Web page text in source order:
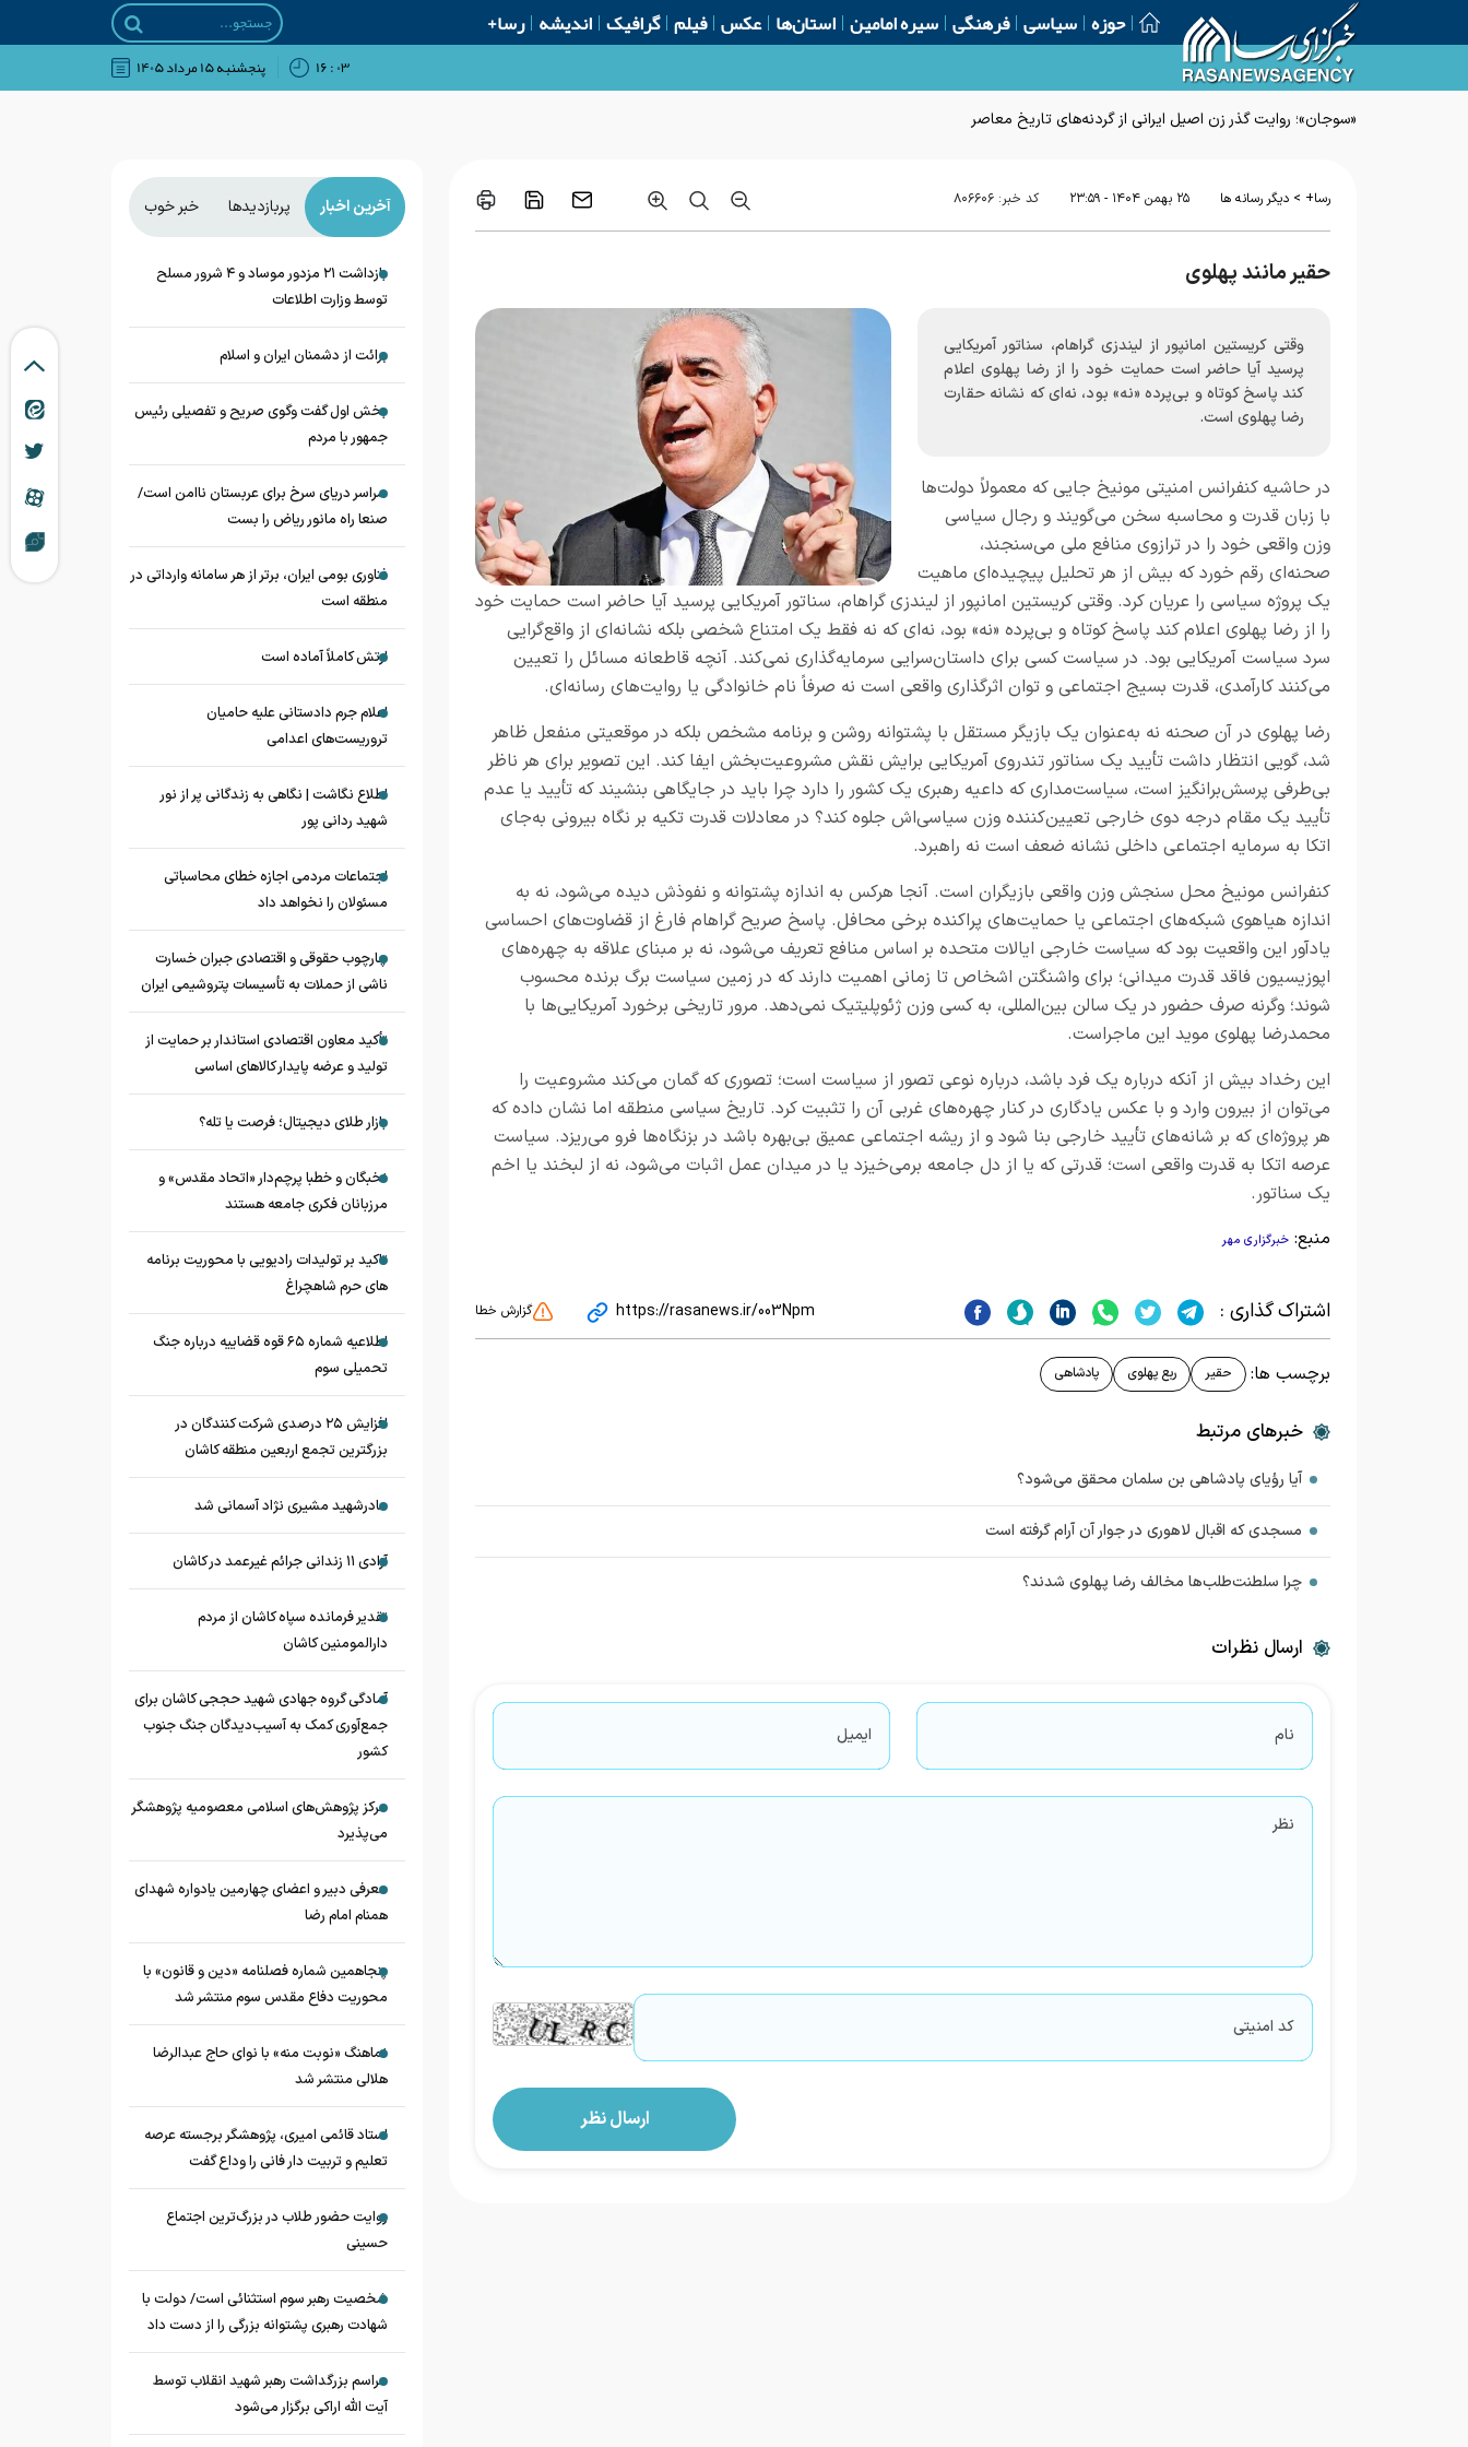
حوزه سیاسی فرهنگی سیره امامین استان‌ها عکس فیلم گرافیک اندیشه رسا+
۰۳ : ۱۶ پنجشنبه ۱۵ مرداد ۱۴۰۵
«سوجان»؛ روایت گذر زن اصیل ایرانی از گردنه‌های تاریخ معاصر
رسا+ > دیگر رسانه ها ۲۵ بهمن ۱۴۰۴ - ۲۳:۵۹ کد خبر: ۸۰۶۶۰۶
حقیر مانند پهلوی
وقتی کریستین امانپور از لیندزی گراهام، سناتور آمریکایی
پرسید آیا حاضر است حمایت خود را از رضا پهلوی اعلام
کند پاسخ کوتاه و بی‌پرده «نه» بود، نه‌ای که نشانه حقارت
رضا پهلوی است.
در حاشیه کنفرانس امنیتی مونیخ جایی که معمولاً دولت‌ها
با زبان قدرت و محاسبه سخن می‌گویند و رجال سیاسی
وزن واقعی خود را در ترازوی منافع ملی می‌سنجند،
صحنه‌ای رقم خورد که بیش از هر تحلیل پیچیده‌ای ماهیت
یک پروژه سیاسی را عریان کرد. وقتی کریستین امانپور از لیندزی گراهام، سناتور آمریکایی پرسید آیا حاضر است حمایت خود
را از رضا پهلوی اعلام کند پاسخ کوتاه و بی‌پرده «نه» بود، نه‌ای که نه فقط یک امتناع شخصی بلکه نشانه‌ای از واقع‌گرایی
سرد سیاست آمریکایی بود. در سیاست کسی برای داستان‌سرایی سرمایه‌گذاری نمی‌کند. آنچه قاطعانه مسائل را تعیین‌
می‌کنند کارآمدی، قدرت بسیج اجتماعی و توان اثرگذاری واقعی است نه صرفاً نام خانوادگی یا روایت‌های رسانه‌ای.
رضا پهلوی در آن صحنه نه به‌عنوان یک بازیگر مستقل با پشتوانه روشن و برنامه مشخص بلکه در موقعیتی منفعل ظاهر
شد، گویی انتظار داشت تأیید یک سناتور تندروی آمریکایی برایش نقش مشروعیت‌بخش ایفا کند. این تصویر برای هر ناظر
بی‌طرفی پرسش‌برانگیز است، سیاست‌مداری که داعیه رهبری یک کشور را دارد چرا باید در جایگاهی بنشیند که تأیید یا عدم
تأیید یک مقام درجه دوی خارجی تعیین‌کننده وزن سیاسی‌اش جلوه کند؟ در معادلات قدرت تکیه بر نگاه بیرونی به‌جای
اتکا به سرمایه اجتماعی داخلی نشانه ضعف است نه راهبرد.
کنفرانس مونیخ محل سنجش وزن واقعی بازیگران است. آنجا هرکس به اندازه پشتوانه و نفوذش دیده می‌شود، نه به
اندازه هیاهوی شبکه‌های اجتماعی یا حمایت‌های پراکنده برخی محافل. پاسخ صریح گراهام فارغ از قضاوت‌های احساسی
یادآور این واقعیت بود که سیاست خارجی ایالات متحده بر اساس منافع تعریف می‌شود، نه بر مبنای علاقه به چهره‌های
اپوزیسیون فاقد قدرت میدانی؛ برای واشنگتن اشخاص تا زمانی اهمیت دارند که در زمین سیاست برگ برنده محسوب
شوند؛ وگرنه صرف حضور در یک سالن بین‌المللی، به کسی وزن ژئوپلیتیک نمی‌دهد. مرور تاریخی برخورد آمریکایی‌ها با
محمدرضا پهلوی موید این ماجراست.
این رخداد بیش از آنکه درباره یک فرد باشد، درباره نوعی تصور از سیاست است؛ تصوری که گمان می‌کند مشروعیت را
می‌توان از بیرون وارد و با عکس یادگاری در کنار چهره‌های غربی آن را تثبیت کرد. تاریخ سیاسی منطقه اما نشان داده که
هر پروژه‌ای که بر شانه‌های تأیید خارجی بنا شود و از ریشه اجتماعی عمیق بی‌بهره باشد در بزنگاه‌ها فرو می‌ریزد. سیاست
عرصه اتکا به قدرت واقعی است؛ قدرتی که یا از دل جامعه برمی‌خیزد یا در میدان عمل اثبات می‌شود، نه از لبخند یا اخم
یک سناتور.
منبع: خبرگزاری مهر
اشتراک گذاری : https://rasanews.ir/003Npm گزارش خطا
برچسب ها: حقیر ربع پهلوی پادشاهی
خبرهای مرتبط
آیا رؤياي پادشاهي بن سلمان محقق مي‌شود؟
مسجدی که اقبال لاهوری در جوار آن آرام گرفته است
چرا سلطنت‌طلب‌ها مخالف رضا پهلوی شدند؟
ارسال نظرات
آخرین اخبار پربازدیدها خبر خوب
بازداشت ۲۱ مزدور موساد و ۴ شرور مسلح
توسط وزارت اطلاعات
برائت از دشمنان ایران و اسلام
بخش اول گفت وگوی صریح و تفصیلی رئیس
جمهور با مردم
سراسر دریای سرخ برای عربستان ناامن است/
صنعا راه مانور ریاض را بست
فناوری بومی ایران، برتر از هر سامانه وارداتی در
منطقه است
ارتش کاملاً آماده است
اعلام جرم دادستانی علیه حامیان
تروریست‌های اعدامی
اطلاع نگاشت | نگاهی به زندگانی پر از نور
شهید ردانی پور
اجتماعات مردمی اجازه خطای محاسباتی
مسئولان را نخواهد داد
چارچوب حقوقی و اقتصادی جبران خسارت
ناشی از حملات به تأسیسات پتروشیمی ایران
تأکید معاون اقتصادی استاندار بر حمایت از
تولید و عرضه پایدار کالاهای اساسی
بازار طلای دیجیتال؛ فرصت یا تله؟
نخبگان و خطبا پرچم‌دار «اتحاد مقدس» و
مرزبانان فکری جامعه هستند
تاکید بر تولیدات رادیویی با محوریت برنامه
های حرم شاهچراغ
اطلاعیه شماره ۶۵ قوه قضاییه درباره جنگ
تحمیلی سوم
افزایش ۲۵ درصدی شرکت کنندگان در
بزرگترین تجمع اربعین منطقه کاشان
مادرشهید مشیری نژاد آسمانی شد
آزادی ۱۱ زندانی جرائم غیرعمد در کاشان
تقدیر فرمانده سپاه کاشان از مردم
دارالمومنین کاشان
آمادگی گروه جهادی شهید حججی کاشان برای
جمع‌آوری کمک به آسیب‌دیدگان جنگ جنوب
کشور
مرکز پژوهش‌های اسلامی معصومیه پژوهشگر
می‌پذیرد
معرفی دبیر و اعضای چهارمین یادواره شهدای
همنام امام رضا
پنجاهمین شماره فصلنامه «دین و قانون» با
محوریت دفاع مقدس سوم منتشر شد
نماهنگ «نوبت منه» با نوای حاج عبدالرضا
هلالی منتشر شد
استاد قائمی امیری، پژوهشگر برجسته عرصه
تعلیم و تربیت دار فانی را وداع گفت
روایت حضور طلاب در بزرگ‌ترین اجتماع
حسینی
شخصیت رهبر سوم استثنائی است/ دولت با
شهادت رهبری پشتوانه بزرگی را از دست داد
مراسم بزرگداشت رهبر شهید انقلاب توسط
آیت الله اراکی برگزار می‌شود